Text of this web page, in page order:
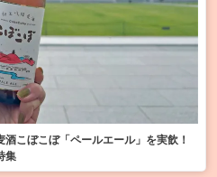
こぼこぼ「ペールエール」を実飲！
集